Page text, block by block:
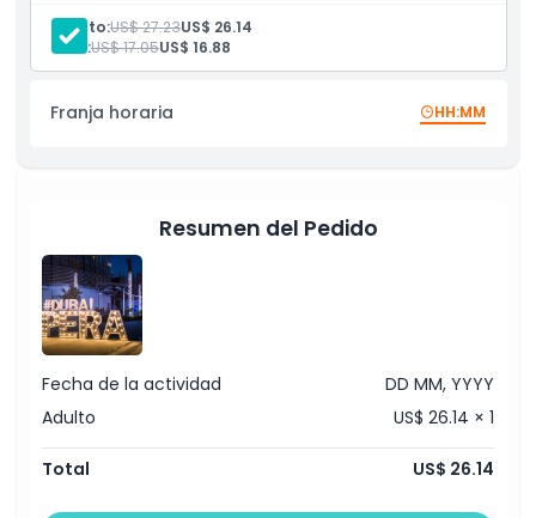
Política para Niños y Adultos
Exclusiones
Ubicación
Cómo Canjear
Código de Vestimenta
Política de Cancelación
Adulto:US$ 27.23US$ 26.14
Niño:US$ 17.05US$ 16.88
Franja horaria HH:MM
Resumen del Pedido
Fecha de la actividad
DD MM, YYYY
Adulto
US$ 26.14 × 1
Total US$ 26.14